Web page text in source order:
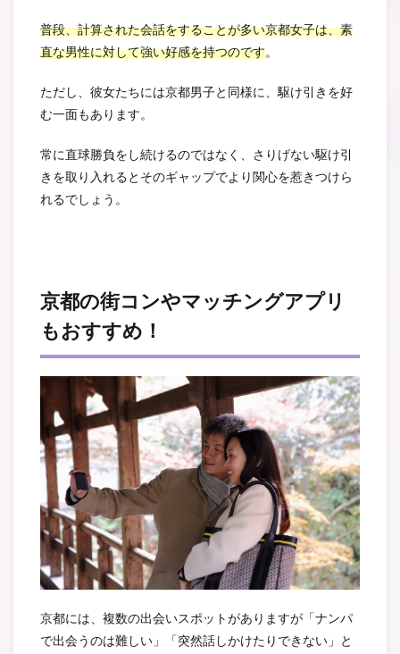
普段、計算された会話をすることが多い京都女子は、素
直な男性に対して強い好感を持つのです。
ただし、彼女たちには京都男子と同様に、駆け引きを好
む一面もあります。
常に直球勝負をし続けるのではなく、さりげない駆け引
きを取り入れるとそのギャップでより関心を惹きつけら
れるでしょう。
京都の街コンやマッチングアプリ
もおすすめ！
京都には、複数の出会いスポットがありますが「ナンパ
で出会うのは難しい」「突然話しかけたりできない」と